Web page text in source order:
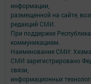
информации,
размещенной на сайте,
редакций СМИ.
При поддержке
коммуникациям.
Наименование СМИ:
СМИ зарегистрировано
связи,
информационных